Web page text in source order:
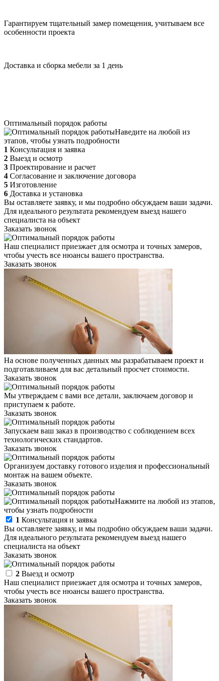
Гарантируем тщательный замер помещения, учитываем все
особенности проекта
Доставка и сборка мебели за 1 день
Оптимальный порядок работы
Наведите на любой из
этапов, чтобы узнать подробности
1 Консультация и заявка
2 Выезд и осмотр
3 Проектирование и расчет
4 Согласование и заключение договора
5 Изготовление
6 Доставка и установка
Вы оставляете заявку, и мы подробно обсуждаем ваши задачи.
Для идеального результата рекомендуем выезд нашего
специалиста на объект
Заказать звонок
Наш специалист приезжает для осмотра и точных замеров,
чтобы учесть все нюансы вашего пространства.
Заказать звонок
На основе полученных данных мы разрабатываем проект и
подготавливаем для вас детальный просчет стоимости.
Заказать звонок
Мы утверждаем с вами все детали, заключаем договор и
приступаем к работе.
Заказать звонок
Запускаем ваш заказ в производство с соблюдением всех
технологических стандартов.
Заказать звонок
Организуем доставку готового изделия и профессиональный
монтаж на вашем объекте.
Заказать звонок
Нажмите на любой из этапов,
чтобы узнать подробности
1 Консультация и заявка
Вы оставляете заявку, и мы подробно обсуждаем ваши задачи.
Для идеального результата рекомендуем выезд нашего
специалиста на объект
Заказать звонок
2 Выезд и осмотр
Наш специалист приезжает для осмотра и точных замеров,
чтобы учесть все нюансы вашего пространства.
Заказать звонок